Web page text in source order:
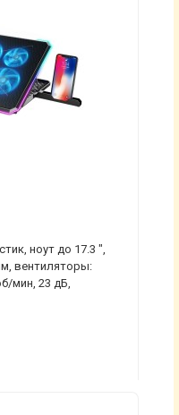
ноут до 17.3 ",
вентиляторы:
мин, 23 дБ,